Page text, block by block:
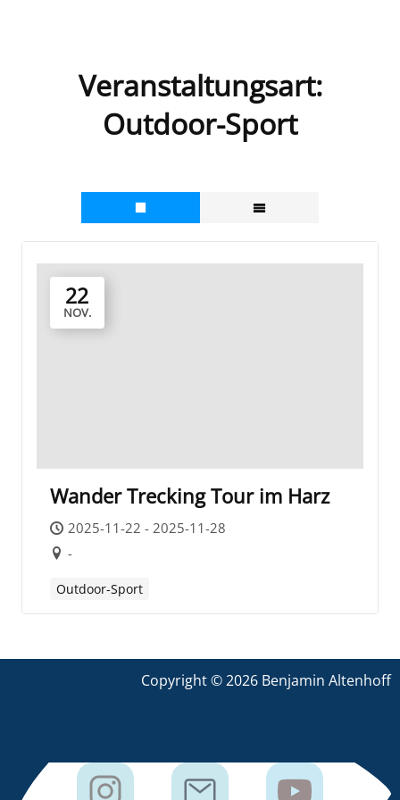
Veranstaltungsart:
Outdoor-Sport
22
NOV.
Wander Trecking Tour im Harz
2025-11-22 - 2025-11-28
-
Outdoor-Sport
Copyright © 2026 Benjamin Altenhoff
I E Y